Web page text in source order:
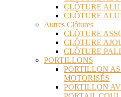
CLÔTURE
CLÔTURE
Autres Clôtures
CLÔTURE
CLÔTURE
CLÔTURE
PORTILLONS
PORTILLON
MOTORISÉS
PORTILLON